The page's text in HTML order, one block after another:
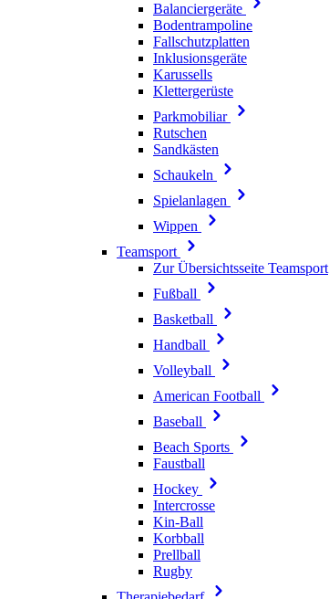
Balanciergeräte
Bodentrampoline
Fallschutzplatten
Inklusionsgeräte
Karussells
Klettergerüste
Parkmobiliar
Rutschen
Sandkästen
Schaukeln
Spielanlagen
Wippen
Teamsport
Zur Übersichtsseite Teamsport
Fußball
Basketball
Handball
Volleyball
American Football
Baseball
Beach Sports
Faustball
Hockey
Intercrosse
Kin-Ball
Korbball
Prellball
Rugby